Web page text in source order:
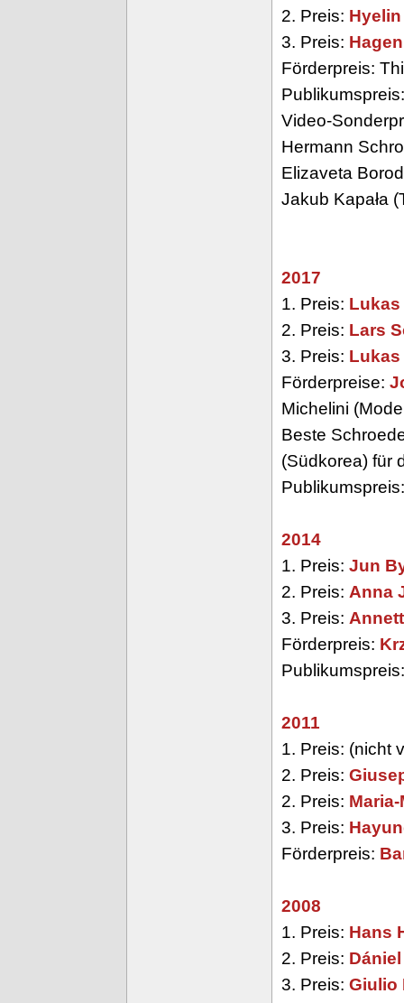
2. Preis:
3. Preis:
Förderpreis:
Video-
Hermann
Elizaveta
Jakub Kapała
2017
1. Preis: Lukas
2. Preis: Lars
3. Preis: Lukas
Förderpreise:
Michelini
Beste
(Südkorea) für
2014
1. Preis: Jun
2. Preis: Anna
3. Preis:
Förderpreis:
2011
1. Preis: (nicht
2. Preis:
2. Preis:
3. Preis:
Förderpreis:
2008
1. Preis: Hans
2. Preis:
3. Preis: Giulio